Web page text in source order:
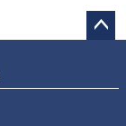
ップ